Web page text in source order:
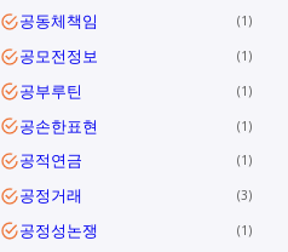
공동체책임 1
공모전정보 1
공부루틴 1
공손한표현 1
공적연금 1
공정거래 3
공정성논쟁 1